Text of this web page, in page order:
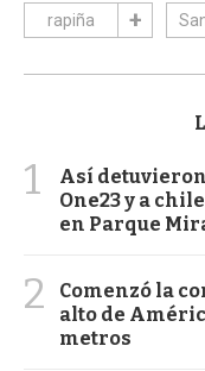
rapiña
1
Así
One23 y a
en Parque
2
Comenzó la
alto de
metros